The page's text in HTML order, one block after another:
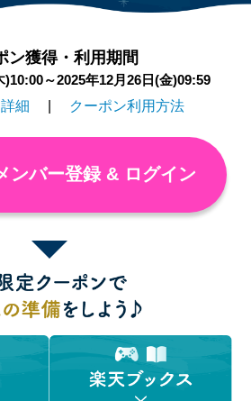
ン獲得・利用期間
)10:00～2025年12月26日(金)09:59
細
クーポン利用方法
ンバー登録 & ログイン